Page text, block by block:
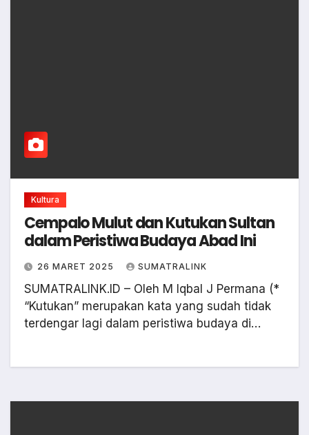
Kultura
Cempalo Mulut dan Kutukan Sultan
dalam Peristiwa Budaya Abad Ini
26 MARET 2025 SUMATRALINK
SUMATRALINK.ID – Oleh M Iqbal J Permana (*
“Kutukan” merupakan kata yang sudah tidak
terdengar lagi dalam peristiwa budaya di…